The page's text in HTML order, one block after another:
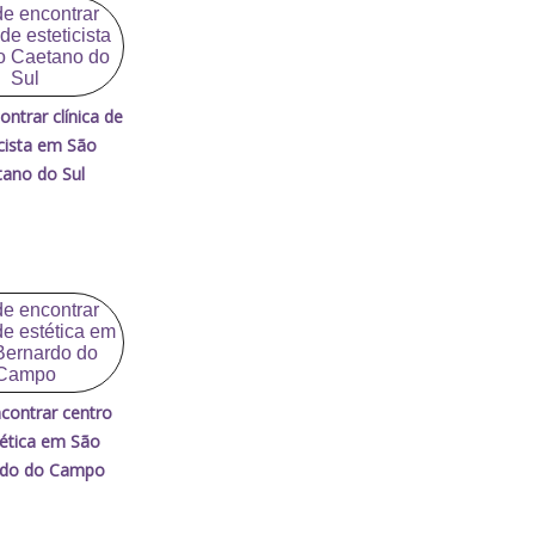
clínica de
em São
do Sul
centro
em São
do Campo